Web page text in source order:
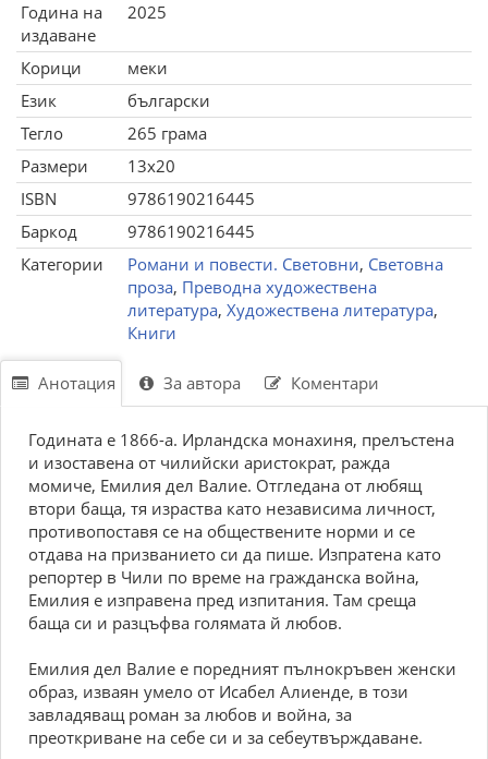
Година на
издаване
2025
Корици
меки
Език
български
Тегло
265 грама
Размери
13x20
ISBN
9786190216445
Баркод
9786190216445
Категории
Романи и повести. Световни, Световна
проза, Преводна художествена
литература, Художествена литература,
Книги
Анотация За автора Коментари
Годината е 1866-а. Ирландска монахиня, прелъстена
и изоставена от чилийски аристократ, ражда
момиче, Емилия дел Валие. Отгледана от любящ
втори баща, тя израства като независима личност,
противопоставя се на обществените норми и се
отдава на призванието си да пише. Изпратена като
репортер в Чили по време на гражданска война,
Емилия е изправена пред изпитания. Там среща
баща си и разцъфва голямата й любов.
Емилия дел Валие е поредният пълнокръвен женски
образ, изваян умело от Исабел Алиенде, в този
завладяващ роман за любов и война, за
преоткриване на себе си и за себеутвърждаване.